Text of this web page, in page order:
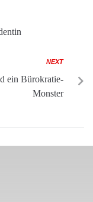
NEXT
ein Bürokratie-
Monster